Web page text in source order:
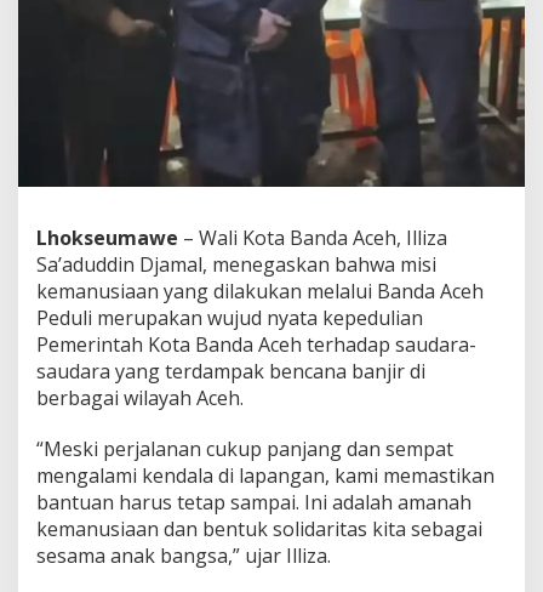
i
T
r
j
a
a
n
a
n
j
a
n
g
S
Lhokseumawe – Wali Kota Banda Aceh, Illiza
Sa’aduddin Djamal, menegaskan bahwa misi
kemanusiaan yang dilakukan melalui Banda Aceh
Peduli merupakan wujud nyata kepedulian
Pemerintah Kota Banda Aceh terhadap saudara-
saudara yang terdampak bencana banjir di
berbagai wilayah Aceh.
“Meski perjalanan cukup panjang dan sempat
mengalami kendala di lapangan, kami memastikan
bantuan harus tetap sampai. Ini adalah amanah
kemanusiaan dan bentuk solidaritas kita sebagai
sesama anak bangsa,” ujar Illiza.